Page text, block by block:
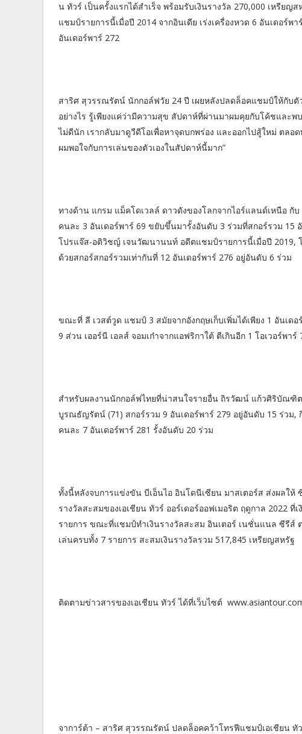
น ทัวร์ เป็นครั้งแรกได้สำเร็จ พร้อมรับเงินรางวัล 270,000 เหรี
แชมป์รายการนี้เมื่อปี 2014 จากอินเดีย เร่งเครื่องหวด 6 อันเดอร์
อันเดอร์พาร์ 272
สาริศ สุวรรณรัตน์ นักกอล์ฟวัย 24 ปี เผยหลังปลดล็อคแชมป์ให้กับตั
อย่างไร รู้เพียงแค่ว่ามีความสุข สัปดาห์ที่ผ่านมาผมคุยกับโค้ชและ
ไม่ดีนัก เรากลับมาดูวีดีโอเพื่อหาจุดบกพร่อง และออกไปสู้ใหม่ ตล
ผมพอใจกับการเล่นของตัวเองในสัปดาห์นี้มาก”
ทางด้าน แกรม แม็คโดเวลล์ ดาวดังของโลกจากไอร์แลนด์เหนือ กั
คนละ 3 อันเดอร์พาร์ 69 ขยับขึ้นมารั้งอันดับ 3 ร่วมที่สกอร์รวม
โปรแจ๊ส-อติวิชญ์ เจนวัฒนานนท์ อดีตแชมป์รายการนี้เมื่อปี 2019,
ด้วยสกอร์สกอร์รวมเท่ากันที่ 12 อันเดอร์พาร์ 276 อยู่อันดับ 6 ร่วม
ขณะที่ ลี เวสต์วูด แชมป์ 3 สมัยจากอังกฤษเก็บเพิ่มได้เพียง 1 อันเด
9 ส่วน เออร์นี เอลส์ จอมเก๋าจากแอฟริกาใต้ ตีเกินอีก 1 โอเวอร์พา
สำหรับผลงานนักกอล์ฟไทยที่น่าสนใจรายอื่น ถิรวัฒน์ แก้วศิริบัณฑิ
บูรณธัญรัตน์ (71) สกอร์รวม 9 อันเดอร์พาร์ 279 อยู่อันดับ 15 ร่วม
คนละ 7 อันเดอร์พาร์ 281 รั้งอันดับ 20 ร่วม
ทั้งนี้หลังจบการแข่งขัน บีเอ็นไอ อินโดนีเซียน มาสเตอร์ส ส่งผลใ
รางวัลสะสมของเอเชียน ทัวร์ ออร์เดอร์ออฟเมอริต ฤดูกาล 2022
รายการ ขณะที่แชมป์ทำเงินรางวัลสะสม อินเตอร์ เนชั่นแนล ซีรีส์
เล่นครบทั้ง 7 รายการ สะสมเงินรางวัลรวม 517,845 เหรียญสหรัฐ
ติดตามข่าวสารของเอเชียน ทัวร์ ได้ที่เว็บไซต์
จาการ์ต้า – สาริศ สุวรรณรัตน์ ปลดล็อคคว้าโทรฟีแชมป์เอเชียน ทั